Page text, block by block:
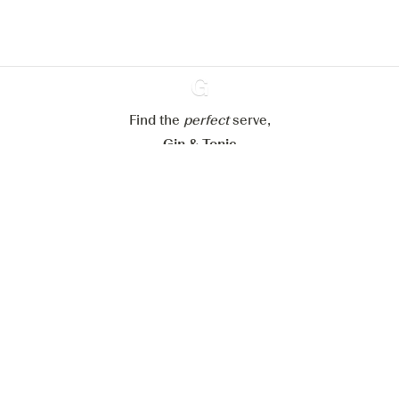
Ginventory
Find the perfectserve,
Gin & Tonic